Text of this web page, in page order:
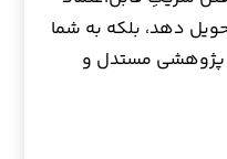
دهد، بلکه به شما
پژوهشی مستدل و